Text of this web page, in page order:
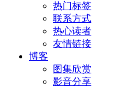
热门标签
联系方式
热心读者
友情链接
博客
图集欣赏
影音分享